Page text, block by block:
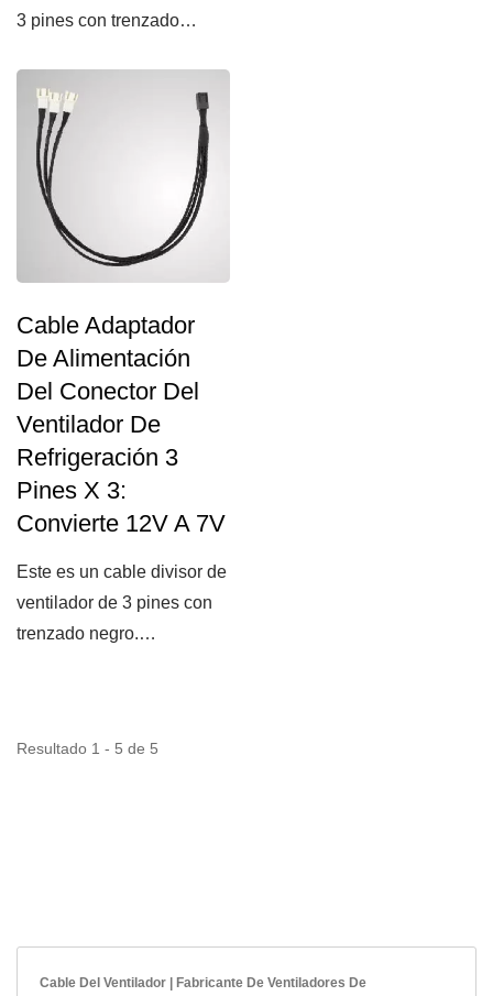
3 pines con trenzado
Cable Adaptador
De Alimentación
Del Conector Del
Ventilador De
Refrigeración 3
Pines X 3:
Convierte 12V A 7V
Este es un cable divisor de
ventilador de 3 pines con
trenzado negro.
Resultado 1 - 5 de 5
Cable Del Ventilador | Fabricante De Ventiladores De